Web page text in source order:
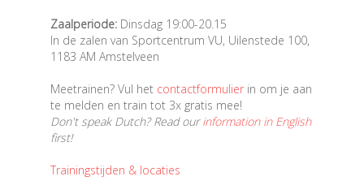
Zaalperiode:Dinsdag 19:00-20.15
In de zalen van Sportcentrum VU, Uilenstede 100,
1183 AM Amstelveen
Meetrainen? Vul het contactformulierin om je aan
te melden en train tot 3x gratis mee!
Don't speak Dutch? Read ourinformation in English
first!
Trainingstijden & locaties